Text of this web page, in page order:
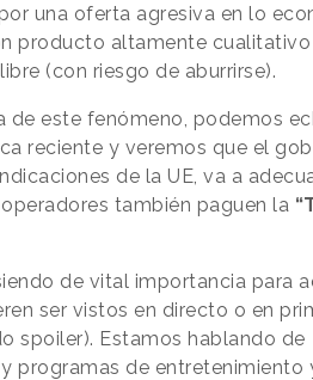
una oferta agresiva en lo
producto altamente
(con riesgo de aburrirse).
de este fenómeno, podemos
reciente y veremos que el
de la UE, va a
también paguen la
de vital importancia para
ser vistos en directo o en
spoiler). Estamos hablando de
programas de entretenimiento